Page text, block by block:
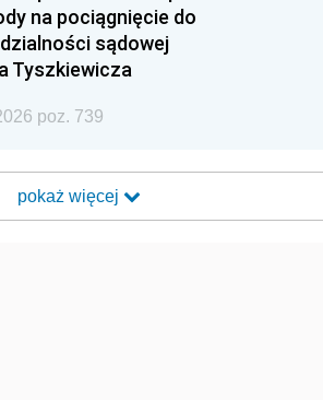
na pociągnięcie do
sądowej
Tyszkiewicza
poz. 739
pokaż więcej